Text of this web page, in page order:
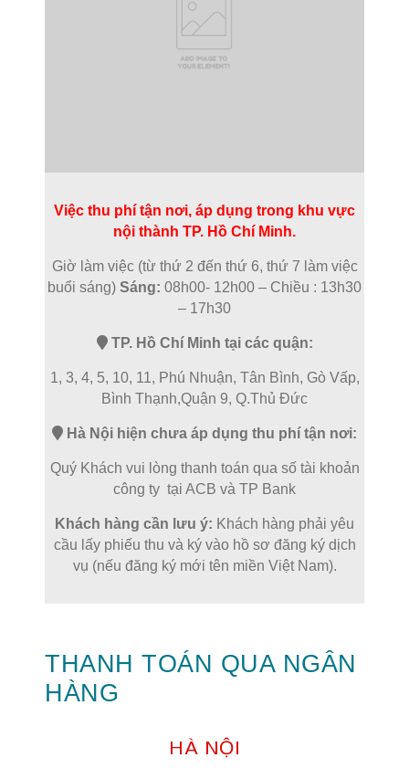
Việc thu phí tận nơi, áp dụng trong khu vực
nội thành TP. Hồ Chí Minh.
Giờ làm việc (từ thứ 2 đến thứ 6, thứ 7 làm việc
buổi sáng) Sáng: 08h00- 12h00 – Chiều : 13h30
– 17h30
TP. Hồ Chí Minh tại các quận:
1, 3, 4, 5, 10, 11, Phú Nhuận, Tân Bình, Gò Vấp,
Bình Thạnh,Quận 9, Q.Thủ Đức
Hà Nội hiện chưa áp dụng thu phí tận nơi:
Quý Khách vui lòng thanh toán qua số tài khoản
công ty tại ACB và TP Bank
Khách hàng cần lưu ý: Khách hàng phải yêu
cầu lấy phiếu thu và ký vào hồ sơ đăng ký dịch
vụ (nếu đăng ký mới tên miền Việt Nam).
THANH TOÁN QUA NGÂN
HÀNG
HÀ NỘI